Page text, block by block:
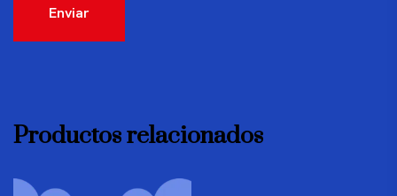
Productos relacionados